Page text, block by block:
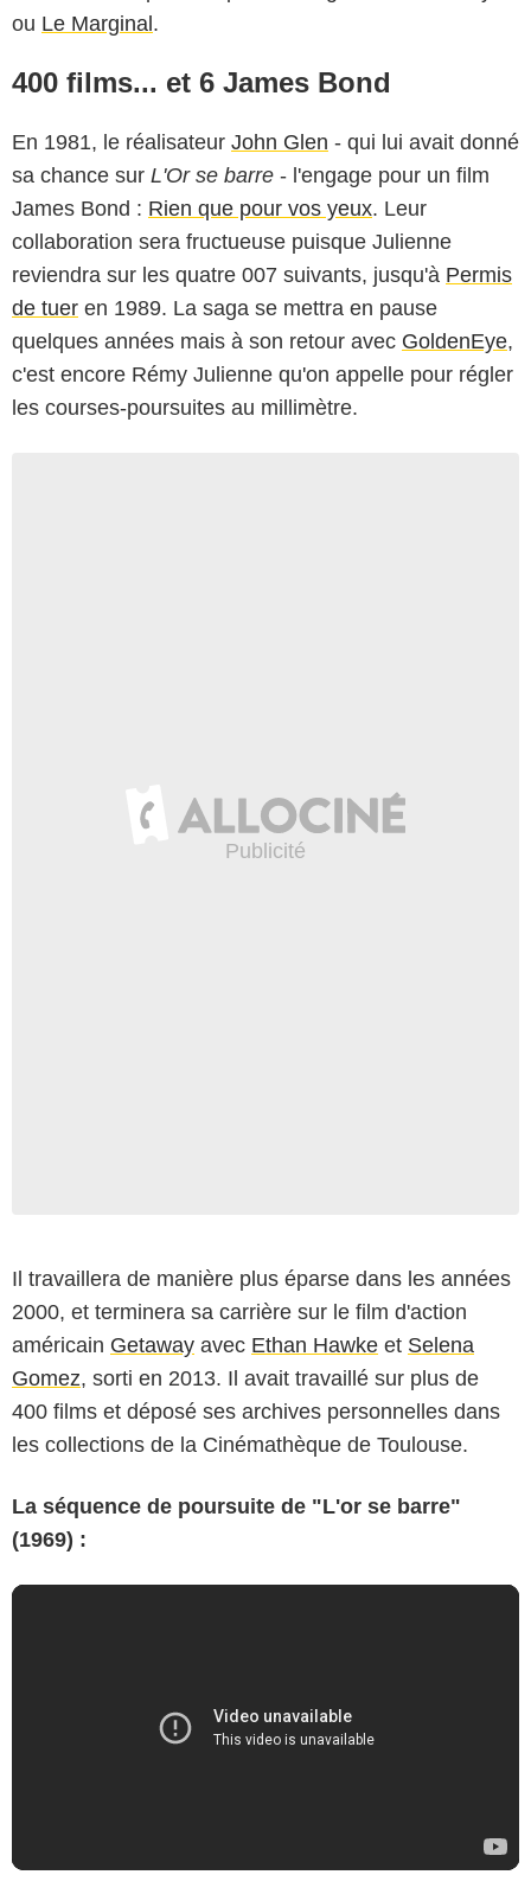
ou Le Marginal.
400 films... et 6 James Bond
En 1981, le réalisateur John Glen - qui lui avait donné
sa chance sur L'Or se barre - l'engage pour un film
James Bond : Rien que pour vos yeux. Leur
collaboration sera fructueuse puisque Julienne
reviendra sur les quatre 007 suivants, jusqu'à Permis
de tuer en 1989. La saga se mettra en pause
quelques années mais à son retour avec GoldenEye,
c'est encore Rémy Julienne qu'on appelle pour régler
les courses-poursuites au millimètre.
Il travaillera de manière plus éparse dans les années
2000, et terminera sa carrière sur le film d'action
américain Getaway avec Ethan Hawke et Selena
Gomez, sorti en 2013. Il avait travaillé sur plus de
400 films et déposé ses archives personnelles dans
les collections de la Cinémathèque de Toulouse.
La séquence de poursuite de "L'or se barre"
(1969) :